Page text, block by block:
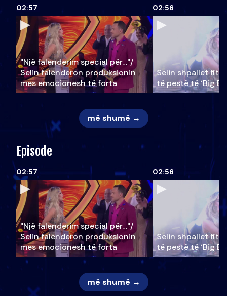
02:57
"Një falenderim special për…"/
Selin falënderon produksionin
mes emocionesh të forta
02:56
Selin shpallet
të pestë të ‘Big
më shumë →
Episode
02:57
"Një falenderim special për…"/
Selin falënderon produksionin
mes emocionesh të forta
02:56
Selin shpallet
të pestë të ‘Big
më shumë →